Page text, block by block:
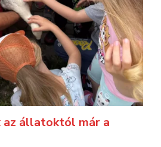
állatoktól már a